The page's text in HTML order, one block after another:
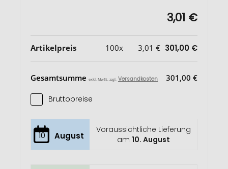
3,01 €
Artikelpreis 100x 3,01 € 301,00 €
Gesamtsumme exkl. MwSt. zzgl. Versandkosten 301,00 €
Bruttopreise
10 August
Voraussichtliche Lieferung
am 10. August